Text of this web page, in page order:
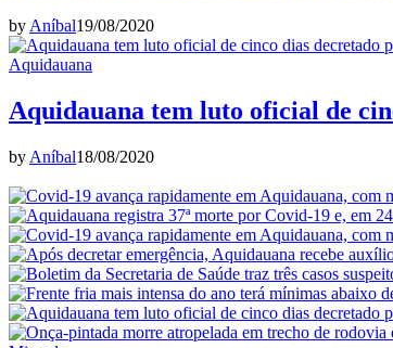
byAníbal19/08/2020
Aquidauana
Aquidauana tem luto oficial de
by Aníbal18/08/2020